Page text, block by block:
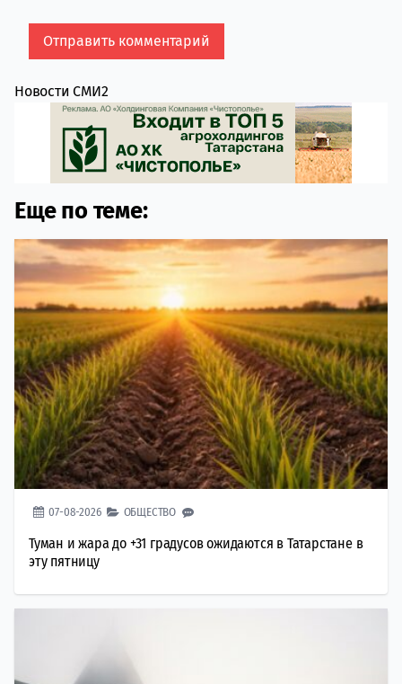
Новости СМИ2
Еще по теме:
07-08-2026 ОБЩЕСТВО
Туман и жара до +31 градусов ожидаются в Татарстане в
эту пятницу